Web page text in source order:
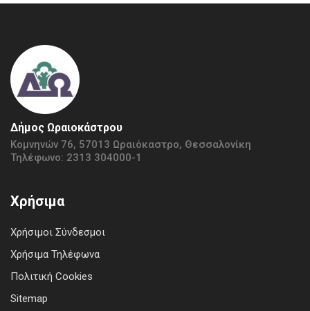
Δήμος Ωραιοκάστρου
Κομνηνών 76, 57013 Ωραιόκαστρο, Θεσσαλονίκη
Τηλέφωνο: 2313 304000-1
Χρήσιμα
Χρήσιμοι Σύνδεσμοι
Χρήσιμα Τηλέφωνα
Πολιτική Cookies
Sitemap